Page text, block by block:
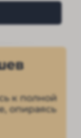
к полной
опираясь